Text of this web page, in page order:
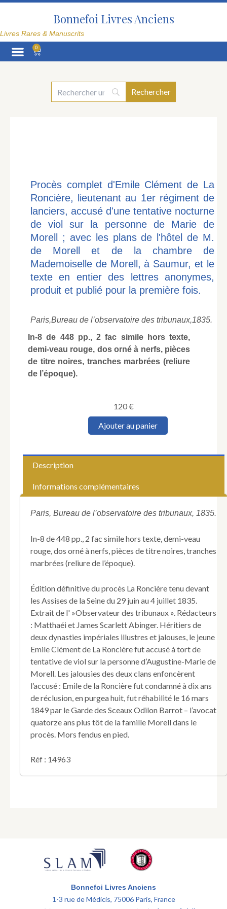
Aller
Bonnefoi Livres Anciens
Livres Rares & Manuscrits
0
Panier
Procès complet d'Emile Clément de La
Roncière, lieutenant au 1er régiment de
lanciers, accusé d'une tentative nocturne
de viol sur la personne de Marie de
Morell ; avec les plans de l'hôtel de M.
de Morell et de la chambre de
Mademoiselle de Morell, à Saumur, et le
texte en entier des lettres anonymes,
produit et publié pour la première fois.
Paris,Bureau de l’observatoire des tribunaux,1835.
In-8 de 448 pp., 2 fac simile hors texte,
demi-veau rouge, dos orné à nerfs, pièces
de titre noires, tranches marbrées (reliure
de l’époque).
120€
quantité
La
lieutenant
régiment
de
lanciers,
tentative
nocturne
de
viol
sur
personne
de
Marie
de
Morell
avec
les
plans
M.
Mademoiselle
de
à
Saumur,
Ajouter au panier
Description
Informations complémentaires
Paris, Bureau de l’observatoire des tribunaux, 1835.
In-8 de 448 pp., 2 fac simile hors texte, demi-veau
rouge, dos orné à nerfs, pièces de titre noires, tranches
marbrées (reliure de l’époque).
Édition définitive du procès La Roncière tenu devant
les Assises de la Seine du 29 juin au 4 juillet 1835.
Extrait de l' »Observateur des tribunaux ». Rédacteurs
: Matthaéi et James Scarlett Abinger. Héritiers de
deux dynasties impériales illustres et jalouses, le jeune
Emile Clément de La Roncière fut accusé à tort de
tentative de viol sur la personne d’Augustine-Marie de
Morell. Les jalousies des deux clans enfoncèrent
l’accusé : Emile de la Roncière fut condamné à dix ans
de réclusion, en purgea huit, fut réhabilité le 16 mars
1849 par le Garde des Sceaux Odilon Barrot – l’avocat
quatorze ans plus tôt de la famille Morell dans le
procès. Mors fendus en pied.
Réf : 14963
Bonnefoi Livres Anciens
1-3 rue de Médicis, 75006 Paris, France